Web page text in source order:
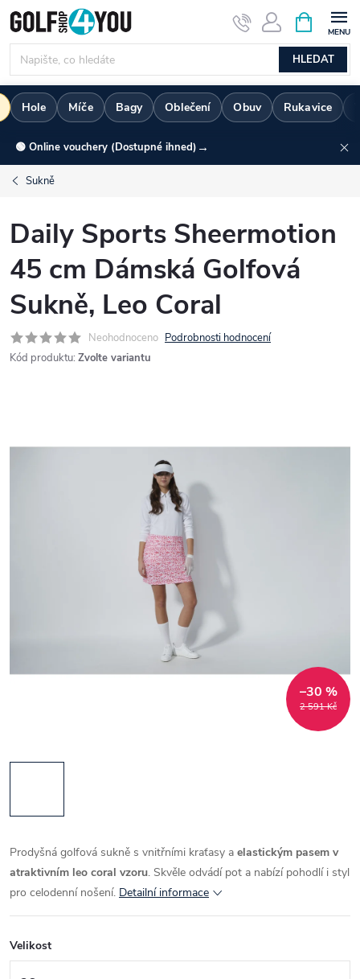
Přejít
na
obsah
HLEDAT
NÁKUPNÍ
KOŠÍK
Hole Míče Bagy Oblečení Obuv Rukavice
🟢 Online vouchery (Dostupné ihned) →
Sukně
Daily Sports Sheermotion
45 cm Dámská Golfová
Sukně, Leo Coral
Neohodnoceno Podrobnosti hodnocení
Kód produktu: Zvolte variantu
2 591 Kč
–30 %
Prodyšná golfová sukně s vnitřními kraťasy a elastickým pasem v
atraktivním leo coral vzoru. Skvěle odvádí pot a nabízí pohodlí i styl
pro celodenní nošení. Detailní informace
Velikost